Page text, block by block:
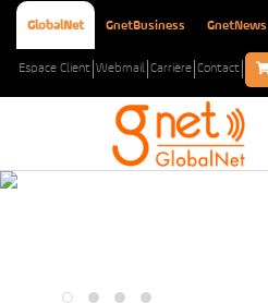
GlobalNet GnetBusiness GnetNews
Espace Client Webmail Carrière Contact